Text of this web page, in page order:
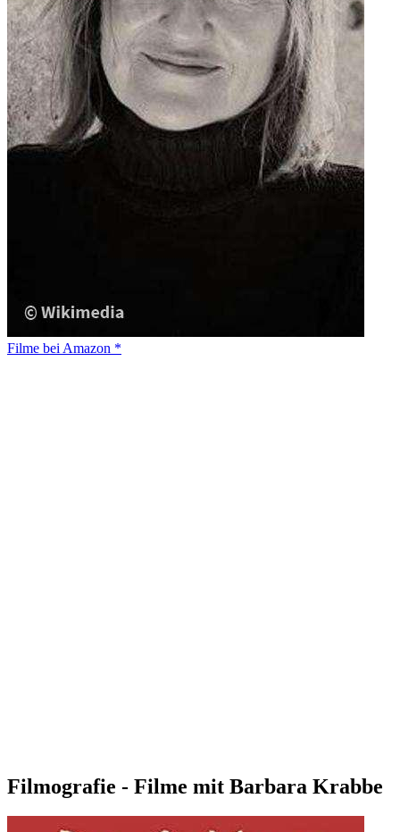
Filme bei Amazon *
Filmografie - Filme mit Barbara Krabbe